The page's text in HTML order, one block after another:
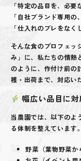
「特定の品目を、必要
「自社ブランド専用の
「仕入れのブレをなく
そんな食のプロフェッ
み」に、私たちの情熱
のように、作付け前の
穫・出荷まで、対応い
幅広い品目に
当農園では、以下のよ
る体制を整えています。
野菜 （葉物野菜